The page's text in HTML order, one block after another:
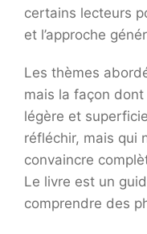
certains lecteurs
et l’approche
Les thèmes
mais la façon
légère et
réfléchir, mais qui
convaincre
Le livre est un
comprendre des